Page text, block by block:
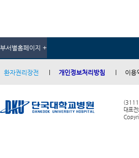
부서별홈페이지 +
환자권리장전 개인정보처리방침 이용
대표